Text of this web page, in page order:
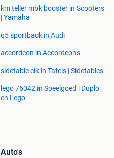
km teller mbk booster in Scooters
| Yamaha
q5 sportback in Audi
accordeon in Accordeons
sidetable eik in Tafels | Sidetables
lego 76042 in Speelgoed | Duplo
en Lego
Auto's